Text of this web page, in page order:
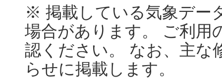
※ 掲載している気象デー
場合があります。 ご利用
認ください。 なお、主な
らせに掲載します。